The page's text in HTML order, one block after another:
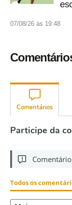
07/08/26 às 19:48